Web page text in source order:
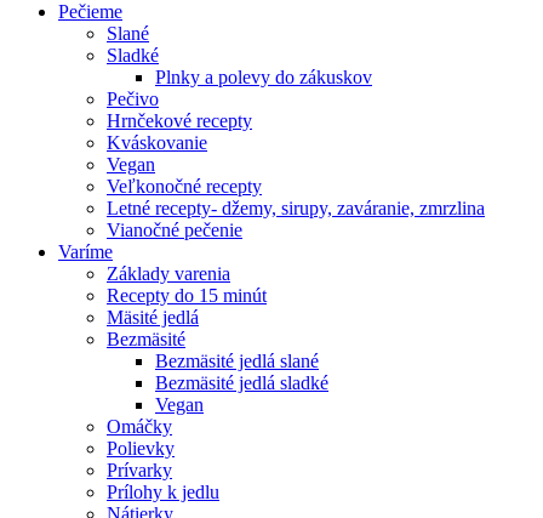
Pečieme
Slané
Sladké
Plnky a polevy do zákuskov
Pečivo
Hrnčekové recepty
Kváskovanie
Vegan
Veľkonočné recepty
Letné recepty- džemy, sirupy, zaváranie, zmrzlina
Vianočné pečenie
Varíme
Základy varenia
Recepty do 15 minút
Mäsité jedlá
Bezmäsité
Bezmäsité jedlá slané
Bezmäsité jedlá sladké
Vegan
Omáčky
Polievky
Prívarky
Prílohy k jedlu
Nátierky